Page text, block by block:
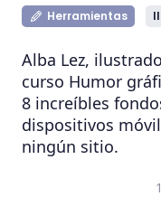
Herramientas
Alba Lez,
curso Humor
8 increíbles
dispositivos
ningún sitio.